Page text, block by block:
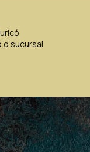
o sucursal